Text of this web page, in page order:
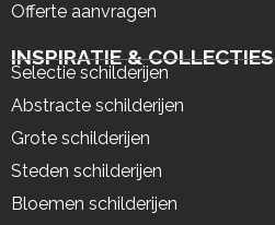
Offerte aanvragen
INSPIRATIE & COLLECTIES
Selectie schilderijen
Abstracte schilderijen
Grote schilderijen
Steden schilderijen
Bloemen schilderijen